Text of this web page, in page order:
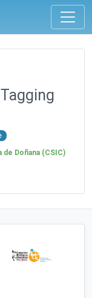
de Doñana (CSIC)